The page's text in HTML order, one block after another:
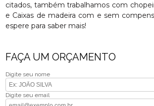
citados, também trabalhamos com
e Caixas de madeira com e sem
espere para saber mais!
FAÇA UM ORÇAMENTO
Digite seu nome
Digite seu email